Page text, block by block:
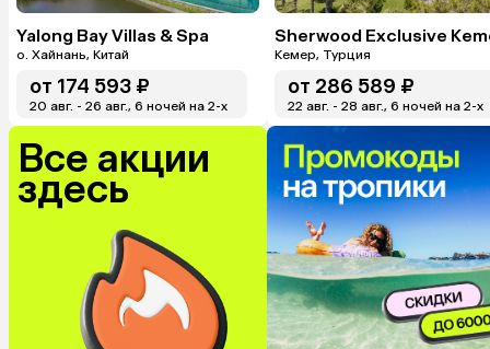
Yalong Bay Villas & Spa
о. Хайнань, Китай
от 174 593 ₽
20 авг. - 26 авг., 6 ночей на 2-x
Кемер, Турция
от 286 589 ₽
22 авг. - 28 авг., 6 ночей на 2-x
Все акции
здесь